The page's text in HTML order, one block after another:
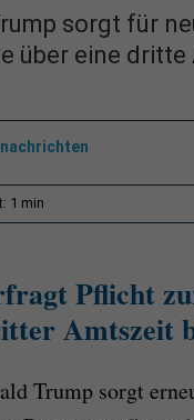
sorgt für
über eine
1 min
Pflicht
Amtszeit
Trump sorgt